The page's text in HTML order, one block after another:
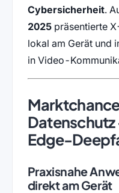
Cybersicherheit.
2025präsentierte
lokal am Gerät und
in Video-
Edge-
Praxisnahe
direkt am Gerät